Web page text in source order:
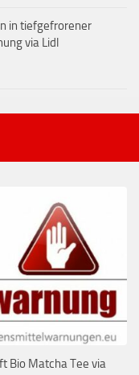
in tiefgefrorener
via Lidl
Bio Matcha Tee via